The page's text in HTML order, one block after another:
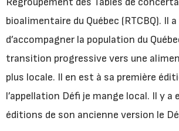
bioalimentaire du Québec (RTCBQ). Il
d’accompagner la population du
transition progressive vers une
plus locale. Il en est à sa première
l’appellation Défi je mange local. Il y a
éditions de son ancienne version le